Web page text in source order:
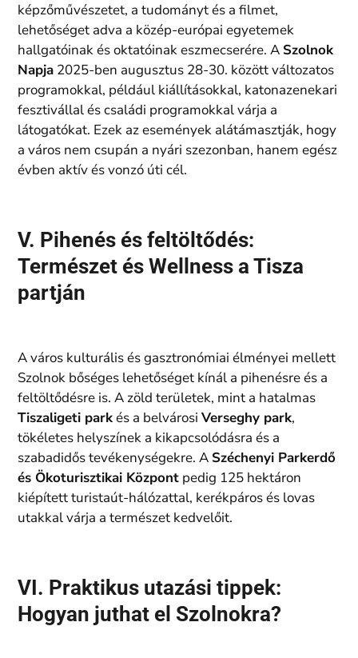
képzőművészetet, a tudományt és a filmet,
lehetőséget adva a közép-európai egyetemek
hallgatóinak és oktatóinak eszmecserére. A Szolnok
Napja 2025-ben augusztus 28-30. között változatos
programokkal, például kiállításokkal, katonazenekari
fesztivállal és családi programokkal várja a
látogatókat. Ezek az események alátámasztják, hogy
a város nem csupán a nyári szezonban, hanem egész
évben aktív és vonzó úti cél.
V. Pihenés és feltöltődés:
Természet és Wellness a Tisza
partján
A város kulturális és gasztronómiai élményei mellett
Szolnok bőséges lehetőséget kínál a pihenésre és a
feltöltődésre is. A zöld területek, mint a hatalmas
Tiszaligeti parkés a belvárosiVerseghy park,
tökéletes helyszínek a kikapcsolódásra és a
szabadidős tevékenységekre. A Széchenyi Parkerdő
és Ökoturisztikai Központ pedig 125 hektáron
kiépített turistaút-hálózattal, kerékpáros és lovas
utakkal várja a természet kedvelőit.
VI. Praktikus utazási tippek:
Hogyan juthat el Szolnokra?